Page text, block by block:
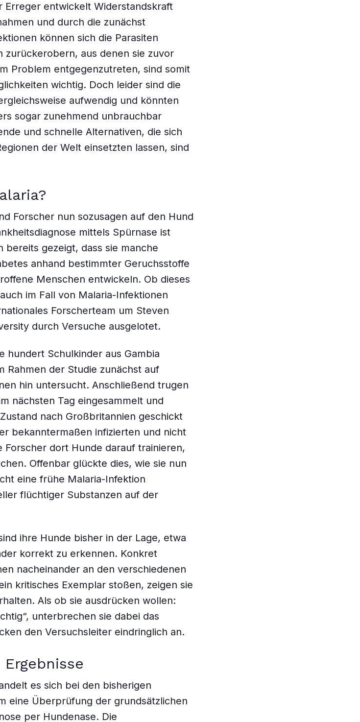
Erreger entwickelt Widerstandskraft
und durch die zunächst
können sich die Parasiten
zurückerobern, aus denen sie zuvor
Problem entgegenzutreten, sind somit
wichtig. Doch leider sind die
aufwendig und könnten
sogar zunehmend unbrauchbar
und schnelle Alternativen, die sich
der Welt einsetzten lassen, sind
Forscher nun sozusagen auf den Hund
mittels Spürnase ist
bereits gezeigt, dass sie manche
anhand bestimmter Geruchsstoffe
Menschen entwickeln. Ob dieses
im Fall von Malaria-Infektionen
Forscherteam um Steven
durch Versuche ausgelotet.
hundert Schulkinder aus Gambia
Rahmen der Studie zunächst auf
hin untersucht. Anschließend trugen
nächsten Tag eingesammelt und
nach Großbritannien geschickt
bekanntermaßen infizierten und nicht
dort Hunde darauf trainieren,
Offenbar glückte dies, wie sie nun
eine frühe Malaria-Infektion
flüchtiger Substanzen auf der
ihre Hunde bisher in der Lage, etwa
korrekt zu erkennen. Konkret
nacheinander an den verschiedenen
kritisches Exemplar stoßen, zeigen sie
Als ob sie ausdrücken wollen:
unterbrechen sie dabei das
den Versuchsleiter eindringlich an.
es sich bei den bisherigen
eine Überprüfung der grundsätzlichen
per Hundenase. Die